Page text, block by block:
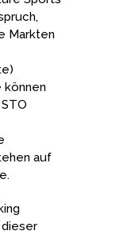
Markten
können
auf